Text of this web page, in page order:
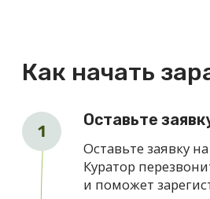
Карта для получения
средств
Гражданство РФ
Что нужно для работы